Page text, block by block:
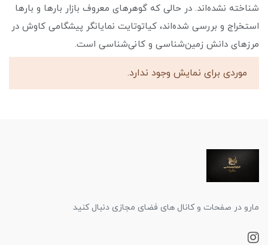
شناخته نشده‌اند. در حالی که گوهرهای معروف بازار بارها و بارها
استخراج و بررسی شده‌اند، کیاتوتایت نمایانگر پیشگامی کاوش در
مرزهای دانش زمین‌شناسی و کانی‌شناسی است.
موردی برای نمایش وجود ندارد.
مارو در صفحات و کانال های فضای مجازی دنبال کنید